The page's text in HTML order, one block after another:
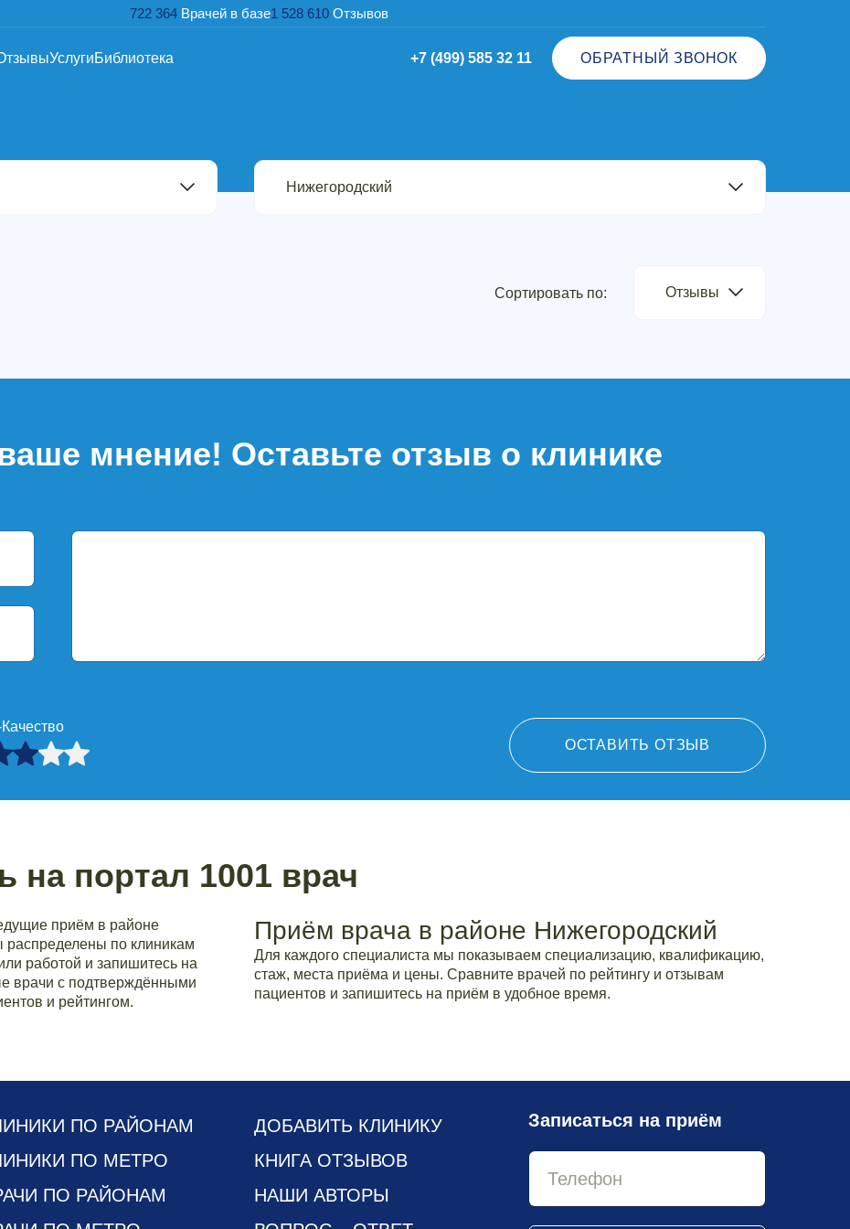
722 364 Врачей в базе1 528 610 Отзывов
УслугиБиблиотека +7 (499) 585 32 11 ОБРАТНЫЙ ЗВОНОК
Сортировать по: Отзывы
мнение! Оставьте отзыв о клинике
ОСТАВИТЬ ОТЗЫВ
на портал 1001 врач
приём в районе
распределены по клиникам
работой и запишитесь на
врачи с подтверждёнными
и рейтингом.
Приём врача в районе Нижегородский
Для каждого специалиста мы показываем специализацию, квалификацию,
стаж, места приёма и цены. Сравните врачей по рейтингу и отзывам
пациентов и запишитесь на приём в удобное время.
ПО РАЙОНАМ
ПО МЕТРО
ПО РАЙОНАМ
ДОБАВИТЬ КЛИНИКУ
КНИГА ОТЗЫВОВ
НАШИ АВТОРЫ
Записаться на приём